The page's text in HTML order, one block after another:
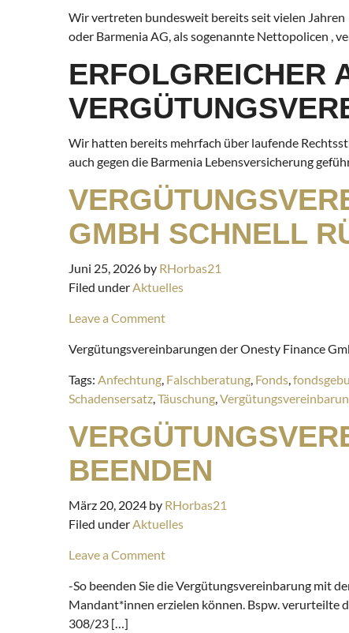
Wir vertreten bundesweit bereits seit vielen
oder Barmenia AG, als sogenannte Nettopolicen ,
ERFOLGREICHER
Wir hatten bereits mehrfach über laufende
auch gegen die Barmenia Lebensversicherung
GMBH SCHNELL
Juni 25, 2026 by RHorbas21
Filed underAktuelles
Leave a Comment
Vergütungsvereinbarungen der Onesty Finance
Tags: Anfechtung, Falschberatung, Fonds,
Schadensersatz,Täuschung,
BEENDEN
März 20, 2024 by RHorbas21
Filed underAktuelles
Leave a Comment
-So beenden Sie die Vergütungsvereinbarung mit
Mandant*innen erzielen können. Bspw. verurteilte
308/23 […]